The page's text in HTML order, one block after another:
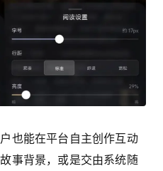
也能在平台自主创作互动
事背景，或是交由系统随